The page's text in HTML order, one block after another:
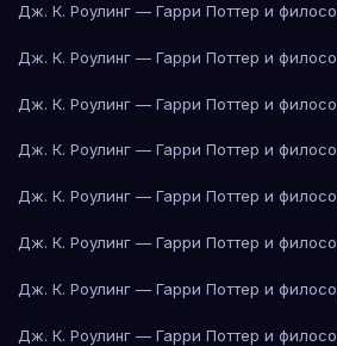
Дж. К. Роулинг — Гарри Поттер и
Дж. К. Роулинг — Гарри Поттер и
Дж. К. Роулинг — Гарри Поттер и
Дж. К. Роулинг — Гарри Поттер и
Дж. К. Роулинг — Гарри Поттер и
Дж. К. Роулинг — Гарри Поттер и
Дж. К. Роулинг — Гарри Поттер и
Дж. К. Роулинг — Гарри Поттер и